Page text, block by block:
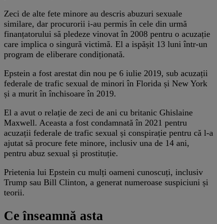
Zeci de alte fete minore au descris abuzuri sexuale
similare, dar procurorii i-au permis în cele din urmă
finanțatorului să pledeze vinovat în 2008 pentru o acuzație
care implica o singură victimă. El a ispășit 13 luni într-un
program de eliberare condiționată.
Epstein a fost arestat din nou pe 6 iulie 2019, sub acuzații
federale de trafic sexual de minori în Florida și New York
și a murit în închisoare în 2019.
El a avut o relație de zeci de ani cu britanic Ghislaine
Maxwell. Aceasta a fost condamnată în 2021 pentru
acuzații federale de trafic sexual și conspirație pentru că l-a
ajutat să procure fete minore, inclusiv una de 14 ani,
pentru abuz sexual și prostituție.
Prietenia lui Epstein cu mulți oameni cunoscuți, inclusiv
Trump sau Bill Clinton, a generat numeroase suspiciuni și
teorii.
Ce înseamnă asta